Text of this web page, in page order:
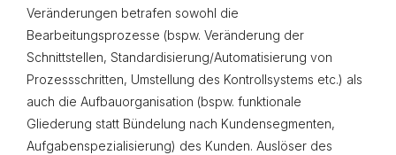
Veränderungen betrafen sowohl die
Bearbeitungsprozesse (bspw. Veränderung der
Schnittstellen, Standardisierung/Automatisierung von
Prozessschritten, Umstellung des Kontrollsystems etc.) als
auch die Aufbauorganisation (bspw. funktionale
Gliederung statt Bündelung nach Kundensegmenten,
Aufgabenspezialisierung) des Kunden. Auslöser des